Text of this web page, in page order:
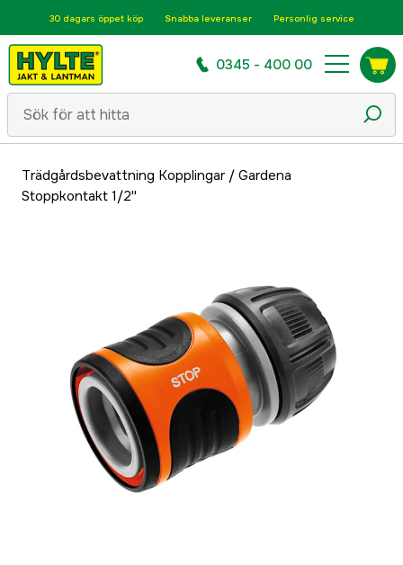
30 dagars öppet köp Snabba leveranser Personlig service
0345 - 400 00
Trädgårdsbevattning Kopplingar/ Gardena
Stoppkontakt 1/2''